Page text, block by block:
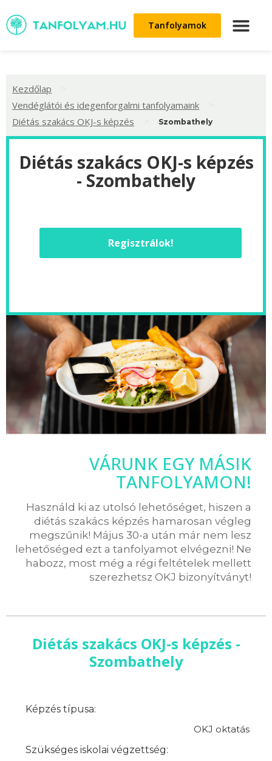
Tanfolyamok
Kezdőlap
Vendéglátói és idegenforgalmi tanfolyamaink
Diétás szakács OKJ-s képzés Szombathely
Diétás szakács OKJ-s képzés
- Szombathely
Regisztrálok!
VÁRUNK EGY MÁSIK
TANFOLYAMON!
Használd ki az utolsó lehetőséget, hiszen a
diétás szakács képzés hamarosan végleg
megszűnik! Május 30-a után már nem lesz
lehetőséged ezt a tanfolyamot elvégezni! Ne
habozz, most még a régi feltételek mellett
szerezhetsz OKJ bizonyítványt!
Diétás szakács OKJ-s képzés -
Szombathely
Képzés típusa:
OKJ oktatás
Szükséges iskolai végzettség: